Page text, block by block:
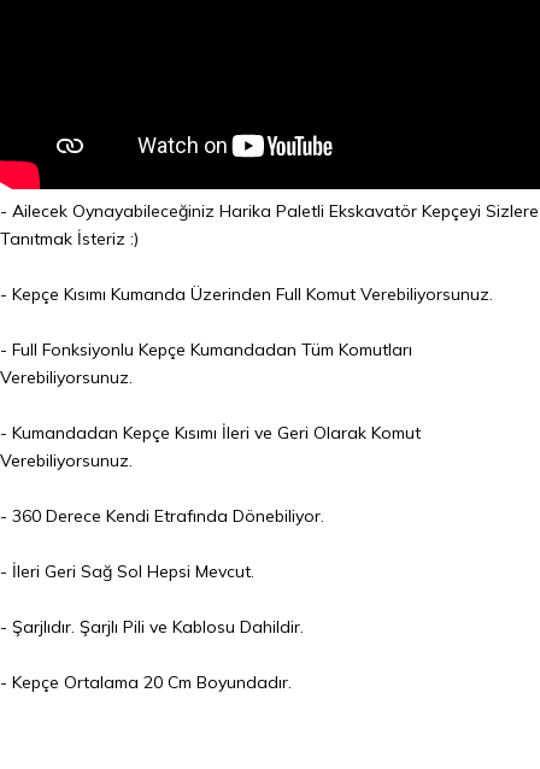
- Ailecek Oynayabileceğiniz Harika Paletli Ekskavatör Kepçeyi Sizlere
Tanıtmak İsteriz :)
- Kepçe Kısımı Kumanda Üzerinden Full Komut Verebiliyorsunuz.
- Full Fonksiyonlu Kepçe Kumandadan Tüm Komutları
Verebiliyorsunuz.
- Kumandadan Kepçe Kısımı İleri ve Geri Olarak Komut
Verebiliyorsunuz.
- 360 Derece Kendi Etrafında Dönebiliyor.
- İleri Geri Sağ Sol Hepsi Mevcut.
- Şarjlıdır. Şarjlı Pili ve Kablosu Dahildir.
- Kepçe Ortalama 20 Cm Boyundadır.